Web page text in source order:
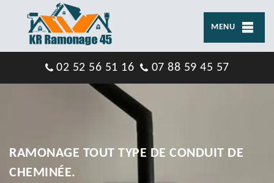
MENU
02 52 56 51 16 07 88 59 45 57
RAMONAGE TOUT TYPE DE CONDUIT DE
CHEMINÉE.